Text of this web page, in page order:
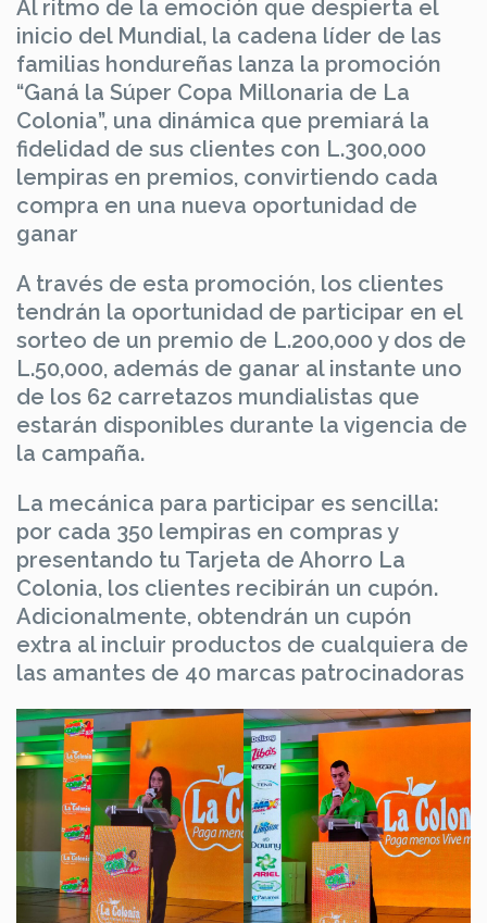
Al ritmo de la emoción que despierta el
inicio del Mundial, la cadena líder de las
familias hondureñas lanza la promoción
“Ganá la Súper Copa Millonaria de La
Colonia”, una dinámica que premiará la
fidelidad de sus clientes con L.300,000
lempiras en premios, convirtiendo cada
compra en una nueva oportunidad de
ganar
A través de esta promoción, los clientes
tendrán la oportunidad de participar en el
sorteo de un premio de L.200,000 y dos de
L.50,000, además de ganar al instante uno
de los 62 carretazos mundialistas que
estarán disponibles durante la vigencia de
la campaña.
La mecánica para participar es sencilla:
por cada 350 lempiras en compras y
presentando tu Tarjeta de Ahorro La
Colonia, los clientes recibirán un cupón.
Adicionalmente, obtendrán un cupón
extra al incluir productos de cualquiera de
las amantes de 40 marcas patrocinadoras